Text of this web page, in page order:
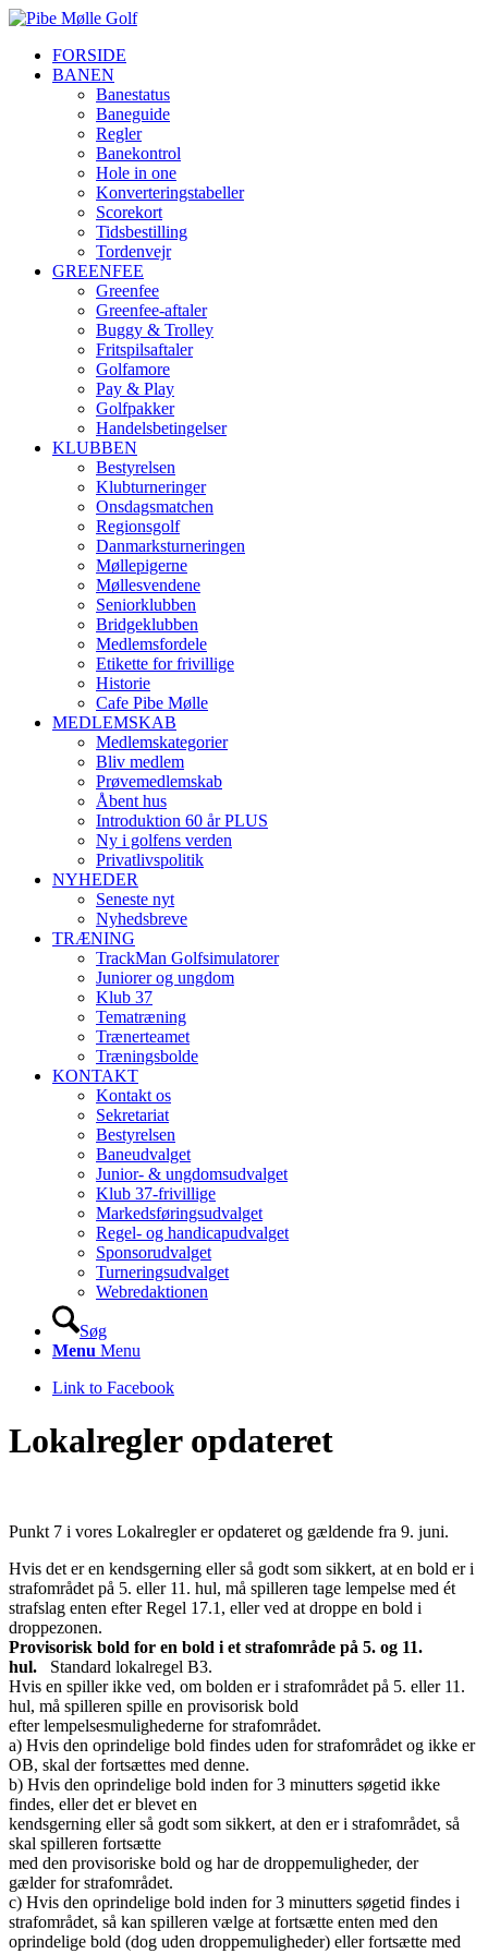
FORSIDE
BANEN
Banestatus
Baneguide
Regler
Banekontrol
Hole in one
Konverteringstabeller
Scorekort
Tidsbestilling
Tordenvejr
GREENFEE
Greenfee
Greenfee-aftaler
Buggy & Trolley
Fritspilsaftaler
Golfamore
Pay & Play
Golfpakker
Handelsbetingelser
KLUBBEN
Bestyrelsen
Klubturneringer
Onsdagsmatchen
Regionsgolf
Danmarksturneringen
Møllepigerne
Møllesvendene
Seniorklubben
Bridgeklubben
Medlemsfordele
Etikette for frivillige
Historie
Cafe Pibe Mølle
MEDLEMSKAB
Medlemskategorier
Bliv medlem
Prøvemedlemskab
Åbent hus
Introduktion 60 år PLUS
Ny i golfens verden
Privatlivspolitik
NYHEDER
Seneste nyt
Nyhedsbreve
TRÆNING
TrackMan Golfsimulatorer
Juniorer og ungdom
Klub 37
Tematræning
Trænerteamet
Træningsbolde
KONTAKT
Kontakt os
Sekretariat
Bestyrelsen
Baneudvalget
Junior- & ungdomsudvalget
Klub 37-frivillige
Markedsføringsudvalget
Regel- og handicapudvalget
Sponsorudvalget
Turneringsudvalget
Webredaktionen
Søg
Menu Menu
Link to Facebook
Lokalregler opdateret
Punkt 7 i vores Lokalregler er opdateret og gældende fra 9. juni.
Hvis det er en kendsgerning eller så godt som sikkert, at en bold er i
strafområdet på 5. eller 11. hul, må spilleren tage lempelse med ét
strafslag enten efter Regel 17.1, eller ved at droppe en bold i
droppezonen.
Provisorisk bold for en bold i et strafområde på 5. og 11.
hul. Standard lokalregel B3.
Hvis en spiller ikke ved, om bolden er i strafområdet på 5. eller 11.
hul, må spilleren spille en provisorisk bold
efter lempelsesmulighederne for strafområdet.
a) Hvis den oprindelige bold findes uden for strafområdet og ikke er
OB, skal der fortsættes med denne.
b) Hvis den oprindelige bold inden for 3 minutters søgetid ikke
findes, eller det er blevet en
kendsgerning eller så godt som sikkert, at den er i strafområdet, så
skal spilleren fortsætte
med den provisoriske bold og har de droppemuligheder, der
gælder for strafområdet.
c) Hvis den oprindelige bold inden for 3 minutters søgetid findes i
strafområdet, så kan spilleren vælge at fortsætte enten med den
oprindelige bold (dog uden droppemuligheder) eller fortsætte med